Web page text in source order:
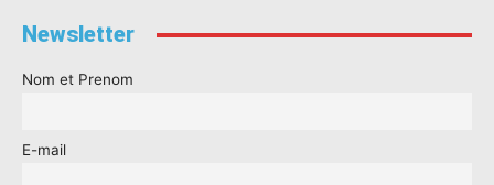
Newsletter
Nom et Prenom
E-mail